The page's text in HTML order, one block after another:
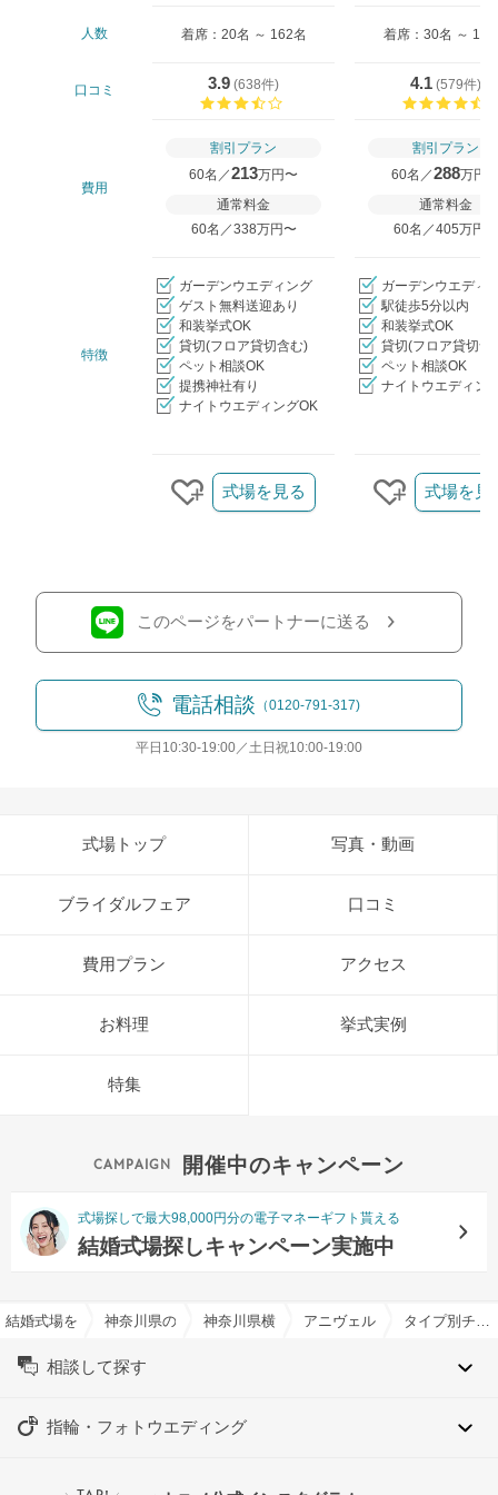
人数 着席：20名 ～ 162名 着席：30名 ～ 146
口コミ 3.9 (638件)
4.1 (579件)
費用
割引プラン
60名／213万円〜
通常料金
60名／338万円〜
割引プラン
60名／288万円
通常料金
60名／405万円〜
特徴
ガーデンウエディング
ゲスト無料送迎あり
和装挙式OK
貸切(フロア貸切含む)
ペット相談OK
提携神社有り
ナイトウエディングOK
ガーデンウエディ
駅徒歩5分以内
和装挙式OK
貸切(フロア貸切含
ペット相談OK
ナイトウエディン
クリップする
式場を見る
クリップす
式場を見
このページをパートナーに送る
電話相談 （0120-791-317)
平日10:30-19:00／土日祝10:00-19:00
式場トップ 写真・動画
ブライダルフェア 口コミ
費用プラン アクセス
お料理 挙式実例
特集
開催中のキャンペーン
式場探しで最大98,000円分の電子マネーギフト貰える
結婚式場探しキャンペーン実施中
結婚式場を探すならハナユメ神奈川県の結婚式場一覧神奈川県横浜市の結婚式場一覧
アニヴェルセル みなとみら
相談して探す
指輪・フォトウエディング